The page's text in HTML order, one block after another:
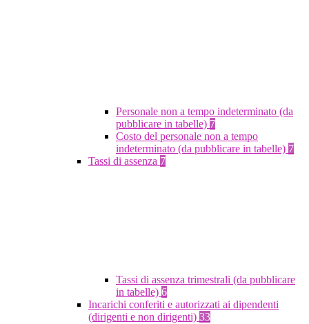
Personale non a tempo indeterminato (da
pubblicare in tabelle) 7
Costo del personale non a tempo
indeterminato (da pubblicare in tabelle) 7
Tassi di assenza 7
Tassi di assenza trimestrali (da pubblicare
in tabelle) 6
Incarichi conferiti e autorizzati ai dipendenti
(dirigenti e non dirigenti) 33